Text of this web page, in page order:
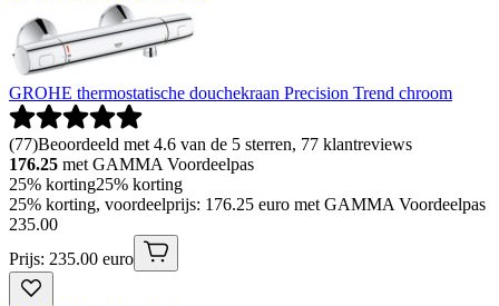
GROHE thermostatische douchekraan Precision Trend chroom
(77)Beoordeeld met 4.6 van de 5 sterren, 77 klantreviews
176.25 met GAMMA Voordeelpas
25% korting25% korting
25% korting, voordeelprijs: 176.25 euro met GAMMA Voordeelpas
235.00
Prijs: 235.00 euro